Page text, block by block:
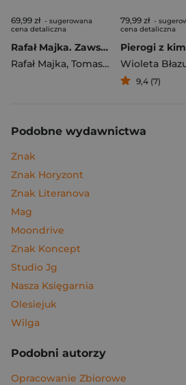
69,99 zł - sugerowana
cena detaliczna
Rafał Majka. Zawsze z przodu. Rozmawia Tomasz Kalemba - książka z autografem
Rafał Majka, Tomasz Kalemba
79,99 zł -
cena detaliczna
Wioleta
9,4 (7)
Podobne wydawnictwa
Znak
Znak Horyzont
Znak Literanova
Mag
Moondrive
Znak Koncept
Studio Jg
Nasza Księgarnia
Olesiejuk
Wilga
Podobni autorzy
Opracowanie Zbiorowe